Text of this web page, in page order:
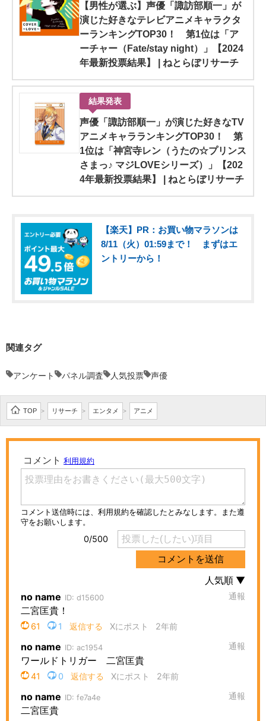
【男性が選ぶ】声優「諏訪部順一」が
演じた好きなテレビアニメキャラクタ
ーランキングTOP30！ 第1位は「ア
ーチャー（Fate/stay night）」【2024
年最新投票結果】 | ねとらぼリサーチ
結果発表
声優「諏訪部順一」が演じた好きなTV
アニメキャラランキングTOP30！ 第
1位は「神宮寺レン（うたの☆プリンス
さまっ♪ マジLOVEシリーズ）」【202
4年最新投票結果】 | ねとらぼリサーチ
【楽天】PR：お買い物マラソンは
8/11（火）01:59まで！ まずはエ
ントリーから！
関連タグ
アンケート パネル調査 人気投票 声優
TOP > リサーチ > エンタメ > アニメ